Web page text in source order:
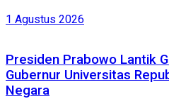
1 Agustus 2026
Presiden Prabowo Lantik
Gubernur Universitas
Negara